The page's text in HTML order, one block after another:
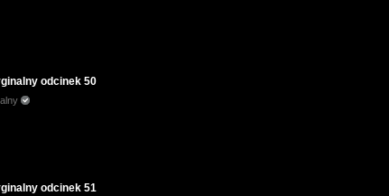
odcinek 50
odcinek 51